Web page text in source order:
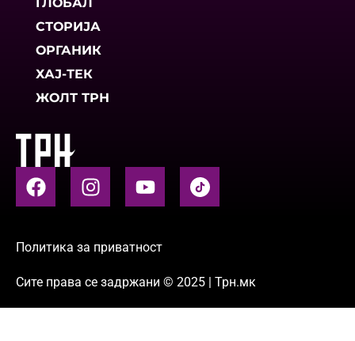
СТОРИЈА
ОРГАНИК
ХАЈ-ТЕК
ЖОЛТ ТРН
Политика за приватност
Сите права се задржани © 2025 | Трн.мк